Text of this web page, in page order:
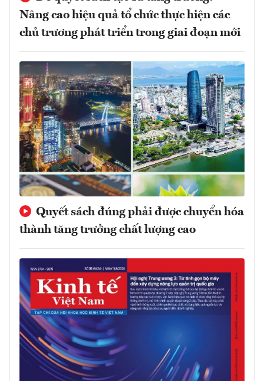
Nâng cao hiệu quả tổ chức thực hiện các
chủ trương phát triển trong giai đoạn mới
Quyết sách đúng phải được chuyển hóa
thành tăng trưởng chất lượng cao